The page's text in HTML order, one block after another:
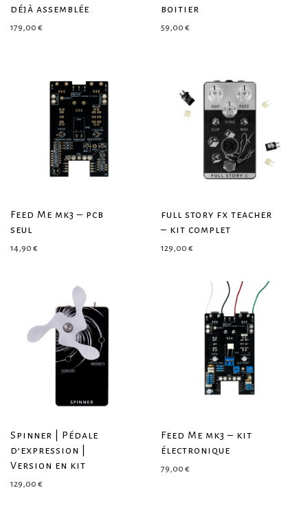
déjà assemblée
179,00 €
boitier
59,00 €
Feed Me mk3 – pcb
seul
14,90 €
full story fx teacher
– kit complet
129,00 €
Spinner | Pédale
d’expression |
Version en kit
129,00 €
Feed Me mk3 – kit
électronique
79,00 €